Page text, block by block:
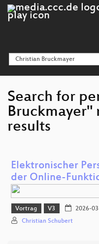
Search for
Bruckmayer"
results
Elektronischer
der
Vortrag V3 2026-
Christian Schubert